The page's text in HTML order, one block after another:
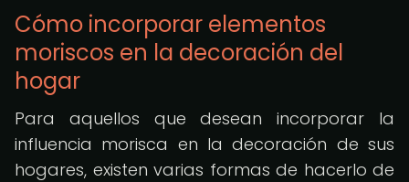
Cómo incorporar elementos
moriscos en la decoración del
hogar
Para aquellos que desean incorporar la
influencia morisca en la decoración de sus
hogares, existen varias formas de hacerlo de